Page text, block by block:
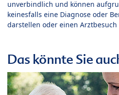
unverbindlich und können
keinesfalls eine Diagnose oder
darstellen oder einen Arztbesuch
Das könnte Sie